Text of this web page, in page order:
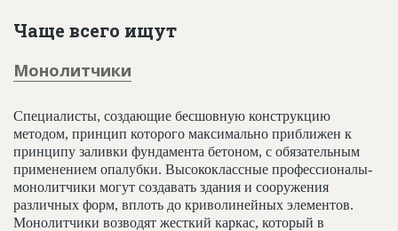
Чаще всего ищут
Монолитчики
Специалисты, создающие бесшовную конструкцию
методом, принцип которого максимально приближен к
принципу заливки фундамента бетоном, с обязательным
применением опалубки. Высококлассные профессионалы-
монолитчики могут создавать здания и сооружения
различных форм, вплоть до криволинейных элементов.
Монолитчики возводят жесткий каркас, который в